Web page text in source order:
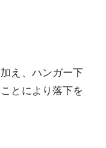
え、ハンガー下
とにより落下を